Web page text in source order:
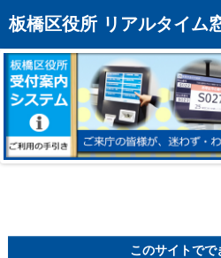
板橋区役所 リアルタイム
トップページへ
混雑予想カレンダー
リアルタイム混雑状況
リアルタイム受付番号状況
メール通知登録
モバイルサイト
このサイトでで